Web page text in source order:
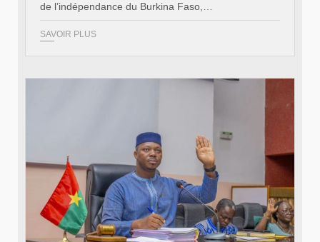
de l’indépendance du Burkina Faso,…
SAVOIR PLUS